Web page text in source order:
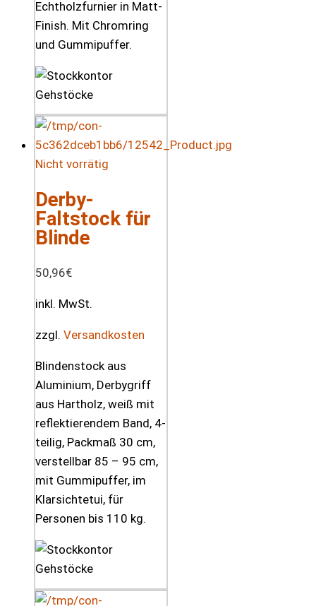
Echtholzfurnier in Matt-
Finish. Mit Chromring
und Gummipuffer.
Nicht vorrätig
Derby-
Faltstock für
Blinde
50,96€
inkl. MwSt.
zzgl. Versandkosten
Blindenstock aus
Aluminium, Derbygriff
aus Hartholz, weiß mit
reflektierendem Band, 4-
teilig, Packmaß 30 cm,
verstellbar 85 – 95 cm,
mit Gummipuffer, im
Klarsichtetui, für
Personen bis 110 kg.